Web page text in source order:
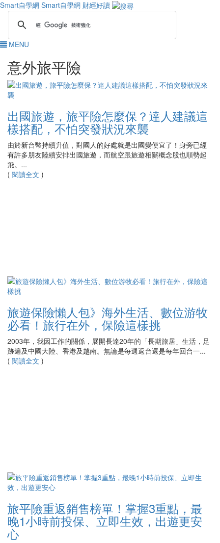
Smart自學網 Smart自學網 財經好讀
MENU
意外旅平險
出國旅遊，旅平險怎麼保？達人建議這
樣搭配，不怕突發狀況來襲
由於新台幣持續升值，對國人的好處就是出國變便宜了！身旁已經
有許多朋友陸續安排出國旅遊，而航空跟旅遊相關概念股也順勢起
飛。...
( 閱讀全文 )
旅遊保險懶人包》海外生活、數位游牧
必看！旅行在外，保險這樣挑
2003年，我因工作的關係，展開長達20年的「長期旅居」生活，足
跡遍及中國大陸、香港及越南。無論是每週返台還是每年回台一...
( 閱讀全文 )
旅平險重返銷售榜單！掌握3重點，最
晚1小時前投保、立即生效，出遊更安
心